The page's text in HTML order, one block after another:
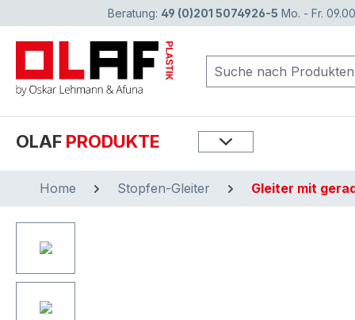
Zur Hauptnavigation springen
Beratung: 49 (0)201 5074926-5 Mo. - Fr.
OLAF PRODUKTE
Home Stopfen-Gleiter Gleiter mit